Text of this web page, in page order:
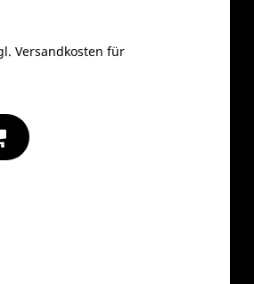
Versandkosten für